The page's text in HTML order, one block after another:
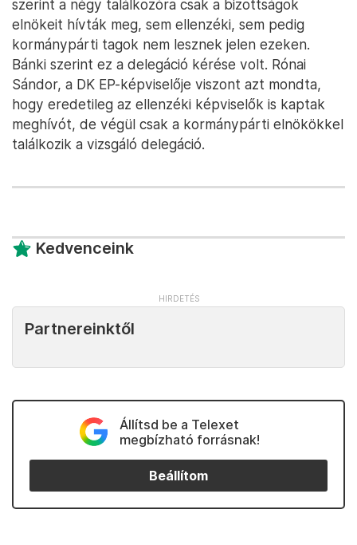
szerint a négy találkozóra csak a bizottságok
elnökeit hívták meg, sem ellenzéki, sem pedig
kormánypárti tagok nem lesznek jelen ezeken.
Bánki szerint ez a delegáció kérése volt. Rónai
Sándor, a DK EP-képviselője viszont azt mondta,
hogy eredetileg az ellenzéki képviselők is kaptak
meghívót, de végül csak a kormánypárti elnökökkel
találkozik a vizsgáló delegáció.
Kedvenceink
Partnereinktől
Állítsd be a Telexet
megbízható forrásnak!
Beállítom